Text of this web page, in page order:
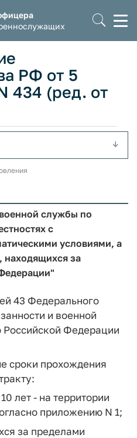
РФ от 5
434 (ред. от
службы по
с
условиями, а
находящихся за
43 Федерального
и военной
Федерации
сроки прохождения
лет - на территории
приложению N 1;
за пределами